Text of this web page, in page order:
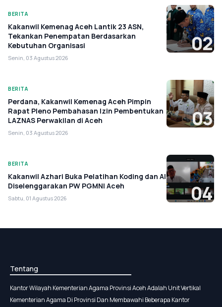
BERITA
Kakanwil Kemenag Aceh Lantik 23 ASN,
Tekankan Penempatan Berdasarkan
Kebutuhan Organisasi
Senin, 03 Agustus 2026
02
BERITA
Perdana, Kakanwil Kemenag Aceh Pimpin
Rapat Pleno Pembahasan Izin Pembentukan
LAZNAS Perwakilan di Aceh
Senin, 03 Agustus 2026
03
BERITA
Kakanwil Azhari Buka Pelatihan Koding dan AI
Diselenggarakan PW PGMNI Aceh
Sabtu, 01 Agustus 2026 04
Tentang
Kantor Wilayah Kementerian Agama Provinsi Aceh Adalah Unit Vertikal
Kementerian Agama Di Provinsi Dan Membawahi Beberapa Kantor